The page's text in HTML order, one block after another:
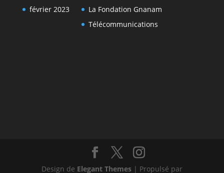
février 2023
La Fondation Gnanam
Télécommunications
Design de Elegant Themes| Propulsé par